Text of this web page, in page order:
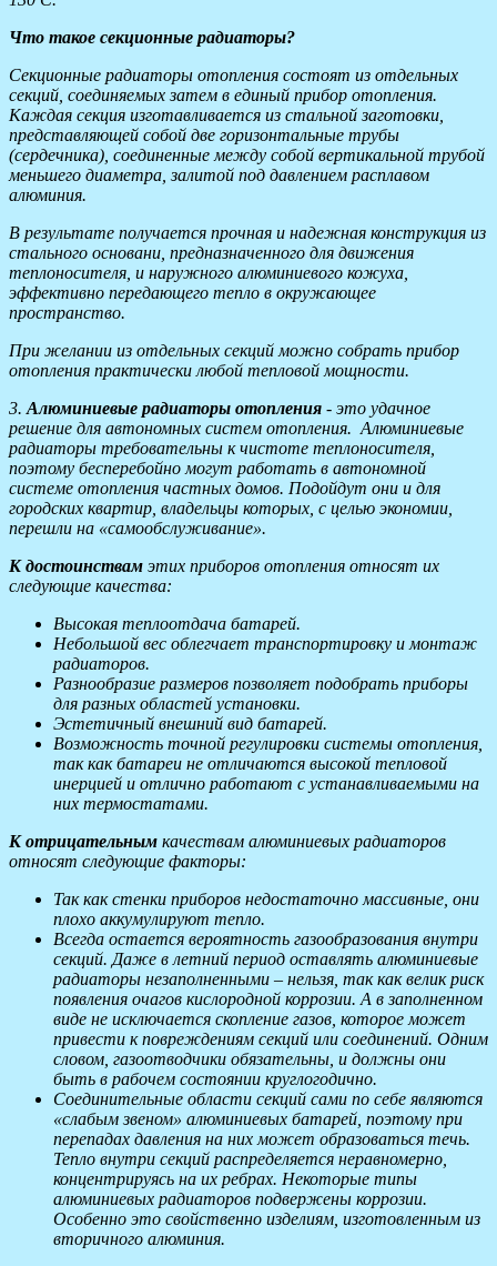
Что такое секционные радиаторы?
Секционные радиаторы отопления состоят из отдельных
секций, соединяемых затем в единый прибор отопления.
Каждая секция изготавливается из стальной заготовки,
представляющей собой две горизонтальные трубы
(сердечника), соединенные между собой вертикальной трубой
меньшего диаметра, залитой под давлением расплавом
алюминия.
В результате получается прочная и надежная конструкция из
стального основани, предназначенного для движения
теплоносителя, и наружного алюминиевого кожуха,
эффективно передающего тепло в окружающее
пространство.
При желании из отдельных секций можно собрать прибор
отопления практически любой тепловой мощности.
3. Алюминиевые радиаторы отопления - это удачное
решение для автономных систем отопления. Алюминиевые
радиаторы требовательны к чистоте теплоносителя,
поэтому бесперебойно могут работать в автономной
системе отопления частных домов. Подойдут они и для
городских квартир, владельцы которых, с целью экономии,
перешли на «самообслуживание».
К достоинствам этих приборов отопления относят их
следующие качества:
Высокая теплоотдача батарей.
Небольшой вес облегчает транспортировку и монтаж
радиаторов.
Разнообразие размеров позволяет подобрать приборы
для разных областей установки.
Эстетичный внешний вид батарей.
Возможность точной регулировки системы отопления,
так как батареи не отличаются высокой тепловой
инерцией и отлично работают с устанавливаемыми на
них термостатами.
К отрицательным качествам алюминиевых радиаторов
относят следующие факторы:
Так как стенки приборов недостаточно массивные, они
плохо аккумулируют тепло.
Всегда остается вероятность газообразования внутри
секций. Даже в летний период оставлять алюминиевые
радиаторы незаполненными – нельзя, так как велик риск
появления очагов кислородной коррозии. А в заполненном
виде не исключается скопление газов, которое может
привести к повреждениям секций или соединений. Одним
словом, газоотводчики обязательны, и должны они
быть в рабочем состоянии круглогодично.
Соединительные области секций сами по себе являются
«слабым звеном» алюминиевых батарей, поэтому при
перепадах давления на них может образоваться течь.
Тепло внутри секций распределяется неравномерно,
концентрируясь на их ребрах. Некоторые типы
алюминиевых радиаторов подвержены коррозии.
Особенно это свойственно изделиям, изготовленным из
вторичного алюминия.